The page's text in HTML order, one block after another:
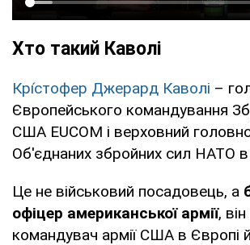
Хто такий Каволі
Крі́стофер Джерард Каволі –
Європейського командування
США EUCOM і верховний
Об'єднаних збройних сил НАТО в
Це не військовий посадовець, а
офіцер американської армії,
командувач армії США в Європі